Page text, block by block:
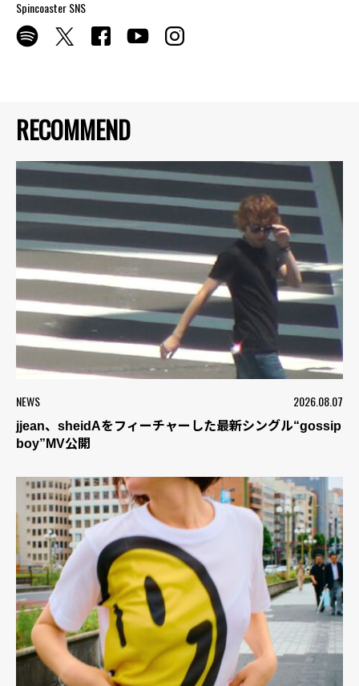
RECOMMEND
NEWS 2026.08.07
jjean、sheidAをフィーチャーした最新シングル“gossip
boy”MV公開
Spincoaster SNS